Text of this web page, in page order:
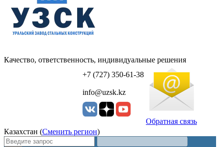
УЗСК Казахстан
Качество, ответственность, индивидуальные решения
+7 (727) 350-61-38
info@uzsk.kz
Обратная связь
Казахстан (Сменить регион)